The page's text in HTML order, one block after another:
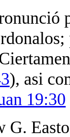
), asi
19:30